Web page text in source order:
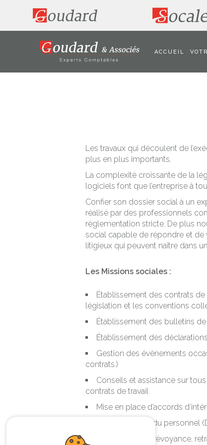
ACCUEIL
Les travaux qui découlent de
plus en plus importants.
La complexité croissante de la
logiciels font que l’entreprise à
Confier son dossier social à un
réalisé par des professionnels
règlementation stricte. De plus
social capable de répondre et de
litigieux qui peuvent naître dans
Les Missions sociales :
Établissement des contrats
législation et les conventions
Établissement des bulletins de
Établissement des
Gestion des évènements
contrats.)
Conseils et assistance sur
contrats de travail
Mise en place d’accords
Représentation du personnel
Audit contrats prévoyance,